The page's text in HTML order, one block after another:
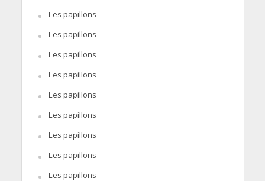
Les papillons
Les papillons
Les papillons
Les papillons
Les papillons
Les papillons
Les papillons
Les papillons
Les papillons